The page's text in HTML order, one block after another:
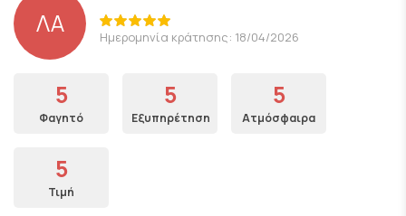
ΛΑ Ημερομηνία κράτησης: 18/04/2026
5
Φαγητό
5
Εξυπηρέτηση
5
Ατμόσφαιρα
5
Τιμή